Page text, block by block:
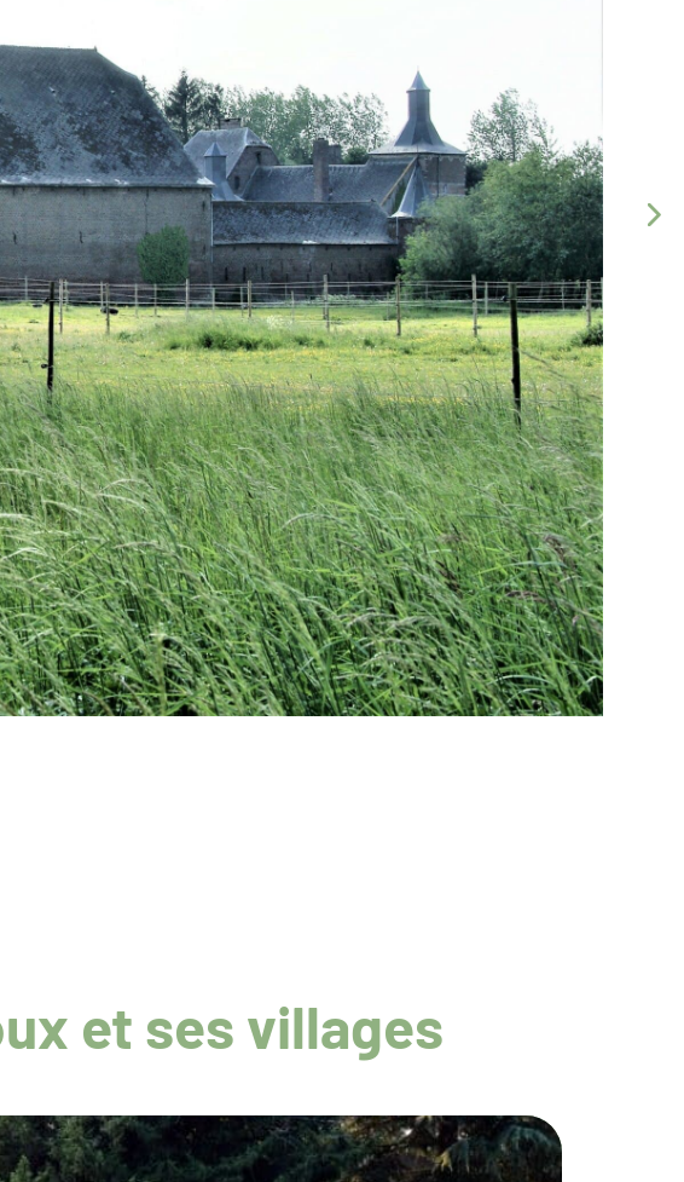
et ses villages